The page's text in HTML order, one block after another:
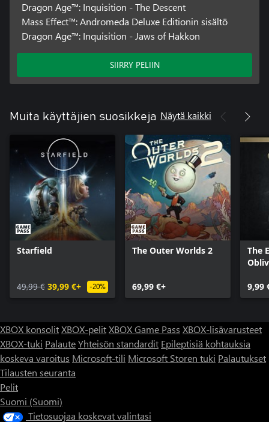
Dragon Age™: Inquisition - The Descent
Mass Effect™: Andromeda Deluxe Editionin sisältö
Dragon Age™: Inquisition - Jaws of Hakkon
SIIRRY PELIIN
Muita käyttäjien suosikkeja Näytä kaikki
Starfield
49,99 € 39,99 €+ -20%
The Outer Worlds 2
69,99 €+
The
9,99
XBOX konsolitXBOX-pelitXBOX Game Pass XBOX-lisävarusteet
XBOX-tuki PalauteYhteisön standardit Epileptisiä kohtauksia
koskeva varoitus Microsoft-tili Microsoft Storen tuki Palautukset
Tilausten seuranta
Pelit
Suomi (Suomi)
Tietosuojaa koskevat valintasi